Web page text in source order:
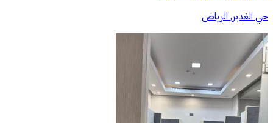
حي الغدير, الرياض